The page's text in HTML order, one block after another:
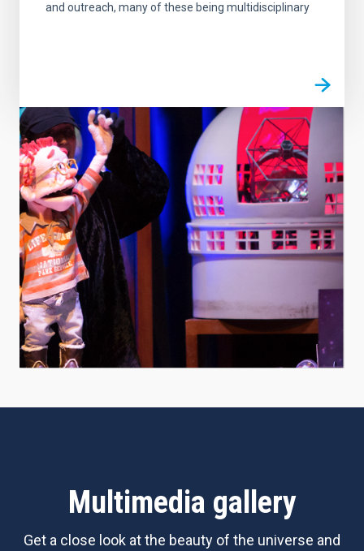
and outreach, many of these being multidisciplinary
Multimedia gallery
Get a close look at the beauty of the universe and